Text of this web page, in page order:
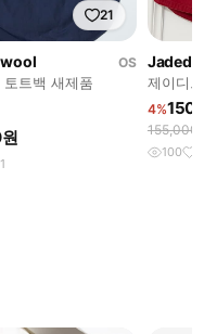
21
OS
토트백 새제품
Jaded
제이디
4%
155,000
100